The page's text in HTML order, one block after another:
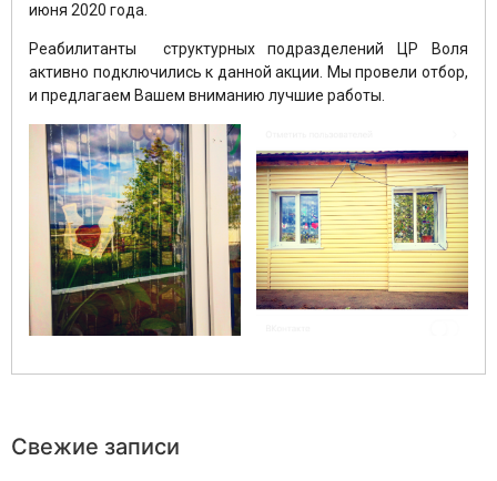
июня 2020 года.
Реабилитанты структурных подразделений ЦР Воля
активно подключились к данной акции. Мы провели отбор,
и предлагаем Вашем вниманию лучшие работы.
Свежие записи